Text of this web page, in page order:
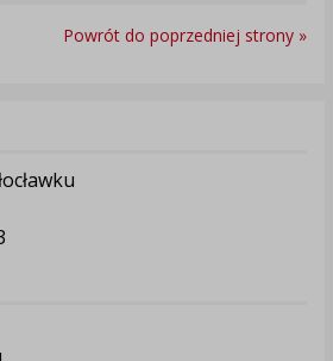
Powrót do poprzedniej strony »